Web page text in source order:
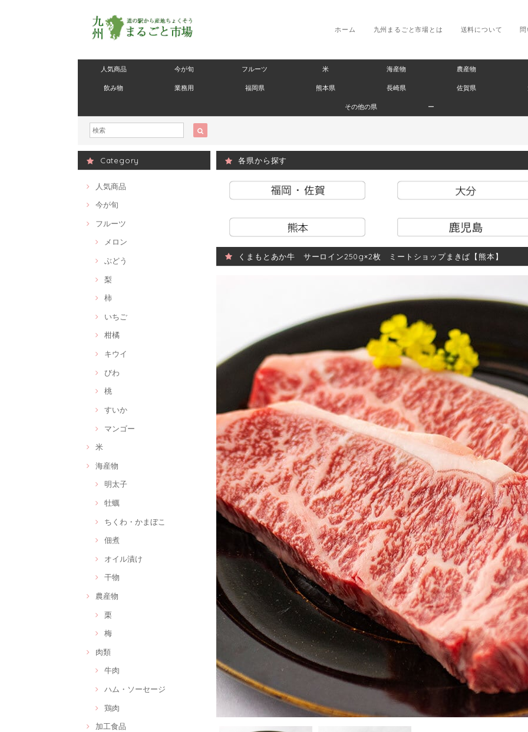
送料について
九州まるごと市場とは
ホーム
人気商品 今が旬 フルーツ 米 海産物 農産物
飲み物 業務用 福岡県 熊本県 長崎県 佐賀県
その他の県 ー
Category
人気商品
今が旬
フルーツ
メロン
ぶどう
梨
柿
いちご
柑橘
キウイ
びわ
桃
すいか
マンゴー
米
海産物
明太子
牡蠣
ちくわ・かまぼこ
佃煮
オイル漬け
干物
農産物
栗
梅
肉類
牛肉
ハム・ソーセージ
鶏肉
加工食品
各県から探す
くまもとあか牛 サーロイン250g×2枚 ミートショップまきば【熊本】